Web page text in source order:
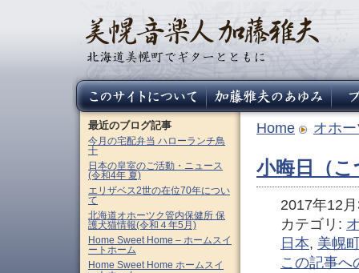
Home オホ
小晦日（
2017年12
カテゴリ:
日本, 美幌
この記事へ
最近のブログ記事
今月の宅配弁当 ハローランチ鳥
十
日本の皇室のご活動・ニュース
(令和4年 夏)
エリザベス2世の在位70年につい
て
北海道オホーツク管内保健所 保
護犬猫情報(令和４年5月)
Home Sweet Home – ホームスイ
ートホーム
Home Sweet Home ホームスイ